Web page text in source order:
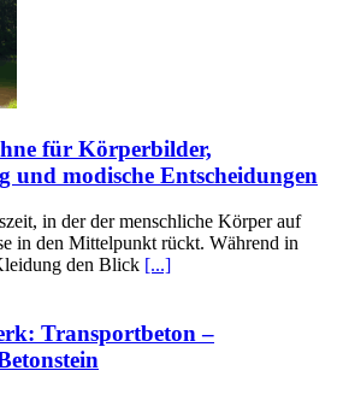
für Körperbilder,
und modische Entscheidungen
in der der menschliche Körper auf
in den Mittelpunkt rückt. Während in
den Blick [...]
Transportbeton –